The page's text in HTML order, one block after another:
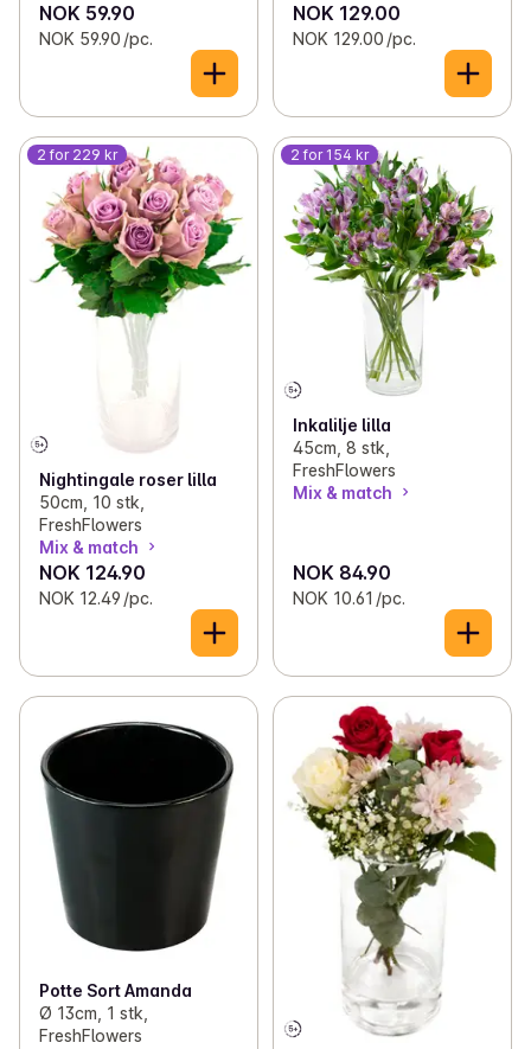
NOK 59.90
NOK 59.90 /pc.
NOK 129.00
NOK 129.00 /pc.
2 for 229 kr
Nightingale roser lilla
50cm, 10 stk,
FreshFlowers
Mix & match
NOK 124.90
NOK 12.49 /pc.
2 for 154 kr
Inkalilje lilla
45cm, 8 stk,
FreshFlowers
Mix & match
NOK 84.90
NOK 10.61 /pc.
Potte Sort Amanda
Ø 13cm, 1 stk,
FreshFlowers